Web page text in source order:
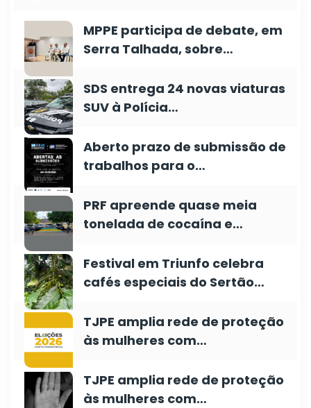
MPPE participa de debate, em
Serra Talhada, sobre…
SDS entrega 24 novas viaturas
SUV à Polícia…
Aberto prazo de submissão de
trabalhos para o…
PRF apreende quase meia
tonelada de cocaína e…
Festival em Triunfo celebra
cafés especiais do Sertão…
TJPE amplia rede de proteção
às mulheres com…
TJPE amplia rede de proteção
às mulheres com…